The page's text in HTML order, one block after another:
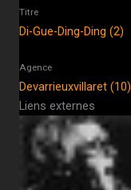
Titre
Di-Gue-Ding-Ding (2)
Agence
Devarrieuxvillaret (10)
Liens externes